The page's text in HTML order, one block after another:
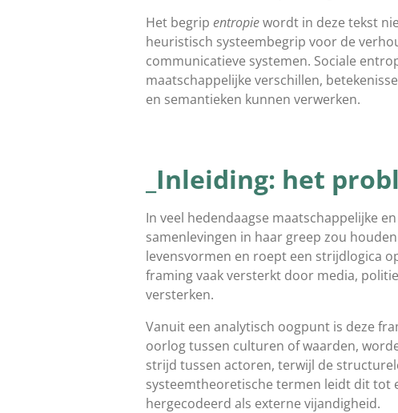
Het begrip entropiewordt in deze tekst
heuristisch systeembegrip voor de
communicatieve systemen. Sociale
maatschappelijke verschillen,
en semantieken kunnen verwerken.
_Inleiding: het
In veel hedendaagse maatschappelijke
samenlevingen in haar greep zou
levensvormen en roept een strijdlogica
framing vaak versterkt door media,
versterken.
Vanuit een analytisch oogpunt is deze
oorlog tussen culturen of waarden,
strijd tussen actoren, terwijl de
systeemtheoretische termen leidt dit tot
hergecodeerd als externe vijandigheid.